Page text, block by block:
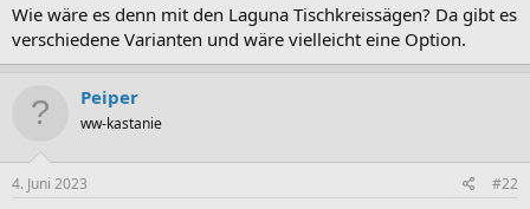
Wie wäre es denn mit den Laguna Tischkreissägen? Da gibt es
verschiedene Varianten und wäre vielleicht eine Option.
Peiper
ww-kastanie
4. Juni 2023 #22